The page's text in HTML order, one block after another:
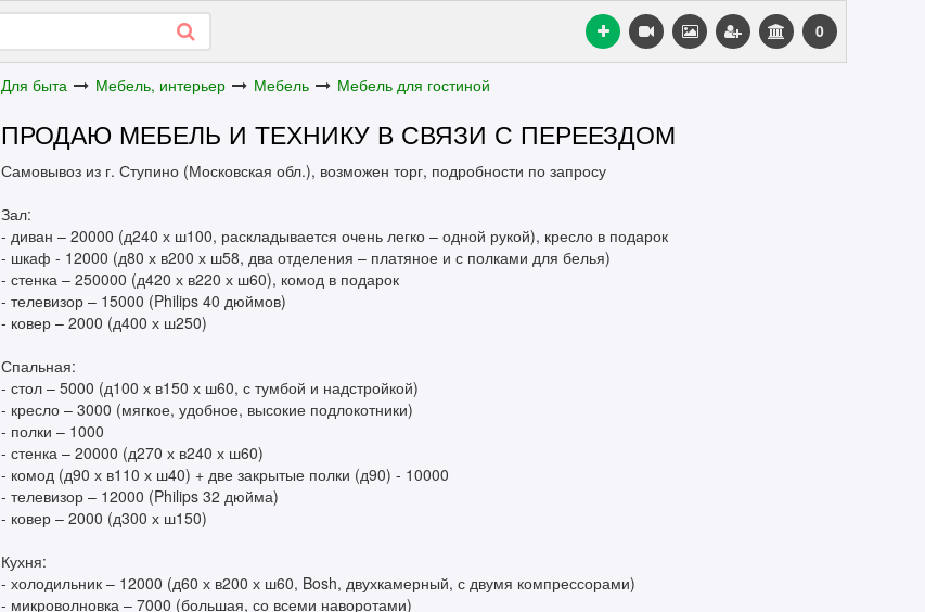
0
Для быта Мебель, интерьер Мебель Мебель для гостиной
ПРОДАЮ МЕБЕЛЬ И ТЕХНИКУ В СВЯЗИ С ПЕРЕЕЗДОМ
Самовывоз из г. Ступино (Московская обл.), возможен торг, подробности по запросу
Зал:
- диван – 20000 (д240 х ш100, раскладывается очень легко – одной рукой), кресло в подарок
- шкаф - 12000 (д80 х в200 х ш58, два отделения – платяное и с полками для белья)
- стенка – 250000 (д420 х в220 х ш60), комод в подарок
- телевизор – 15000 (Philips 40 дюймов)
- ковер – 2000 (д400 х ш250)
Спальная:
- стол – 5000 (д100 х в150 х ш60, с тумбой и надстройкой)
- кресло – 3000 (мягкое, удобное, высокие подлокотники)
- полки – 1000
- стенка – 20000 (д270 х в240 х ш60)
- комод (д90 х в110 х ш40) + две закрытые полки (д90) - 10000
- телевизор – 12000 (Philips 32 дюйма)
- ковер – 2000 (д300 х ш150)
Кухня:
- холодильник – 12000 (д60 х в200 х ш60, Bosh, двухкамерный, с двумя компрессорами)
- микроволновка – 7000 (большая, со всеми наворотами)